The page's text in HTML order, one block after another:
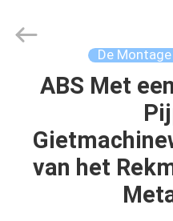
HUIS
PRODUCTEN
Technology
De
ABS Met
van het